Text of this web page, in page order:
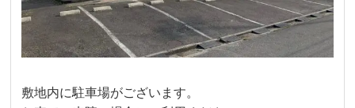
敷地内に駐車場がございます。